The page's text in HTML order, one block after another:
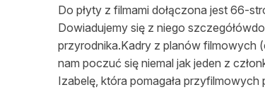
Do płyty z filmami dołączona jest 66-
Dowiadujemy się z niego
przyrodnika.Kadry z planów filmowych
nam poczuć się niemal jak jeden z
Izabelę, która pomagała przyfilmowych